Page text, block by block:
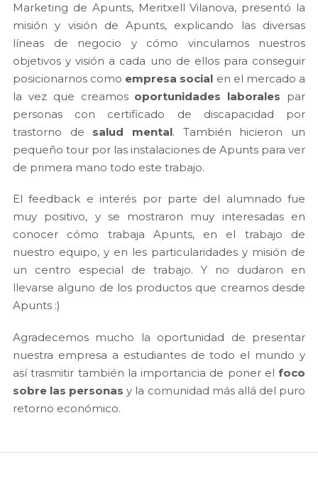
Marketing de Apunts, Meritxell Vilanova, presentó la
misión y visión de Apunts, explicando las diversas
líneas de negocio y cómo vinculamos nuestros
objetivos y visión a cada uno de ellos para conseguir
posicionarnos como empresa social en el mercado a
la vez que creamos oportunidades laborales par
personas con certificado de discapacidad por
trastorno de salud mental. También hicieron un
pequeño tour por las instalaciones de Apunts para ver
de primera mano todo este trabajo.
El feedback e interés por parte del alumnado fue
muy positivo, y se mostraron muy interesadas en
conocer cómo trabaja Apunts, en el trabajo de
nuestro equipo, y en les particularidades y misión de
un centro especial de trabajo. Y no dudaron en
llevarse alguno de los productos que creamos desde
Apunts :)
Agradecemos mucho la oportunidad de presentar
nuestra empresa a estudiantes de todo el mundo y
así trasmitir también la importancia de poner el foco
sobre las personas y la comunidad más allá del puro
retorno económico.